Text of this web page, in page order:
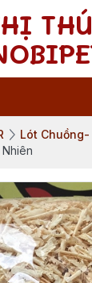
Lót Chuồng-